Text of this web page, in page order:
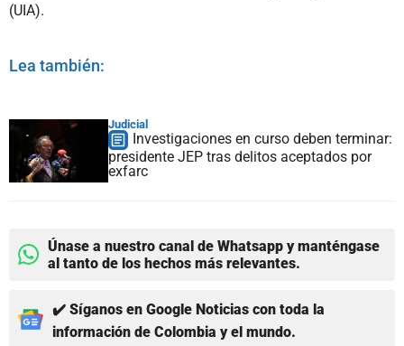
(UIA).
Lea también:
Judicial
Investigaciones en curso deben terminar:
presidente JEP tras delitos aceptados por
exfarc
Únase a nuestro canal de Whatsapp y manténgase
al tanto de los hechos más relevantes.
✔️ Síganos en Google Noticias con toda la
información de Colombia y el mundo.